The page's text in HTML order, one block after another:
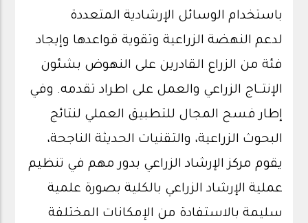
باستخدام الوسائل الإرشادية المتعددة
لدعم النهضة الزراعية وتقوية قواعدها وإيجاد
فئة من الزراع القادرين على النهوض بشئون
الإنتــاج الزراعي والعمل على اطراد تقدمه. وفي
إطار فسح المجال للتطبيق العملي لنتائج
البحوث الزراعية، والتقنيات الحديثة الناجحة،
يقوم مركز الإرشاد الزراعي بدور مهم في تنظيم
عملية الإرشاد الزراعي بالكلية بصورة علمية
سليمة بالاستفادة من الإمكانات المختلفة